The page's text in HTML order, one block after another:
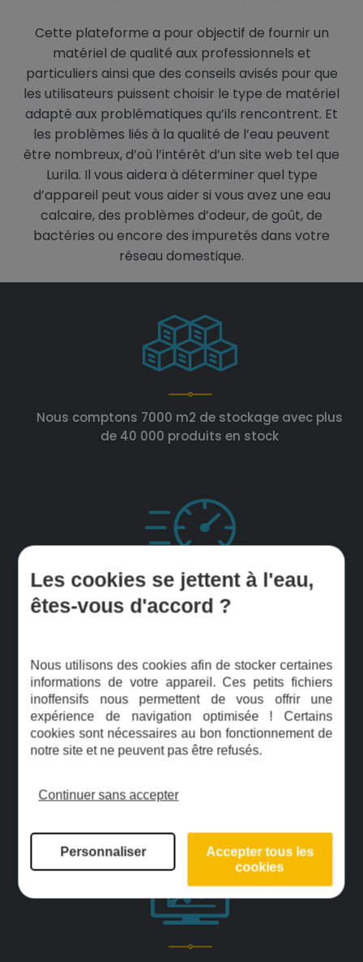
Cette plateforme a pour objectif de fournir un
matériel de qualité aux professionnels et
particuliers ainsi que des conseils avisés pour que
les utilisateurs puissent choisir le type de matériel
adapté aux problématiques qu’ils rencontrent. Et
les problèmes liés à la qualité de l’eau peuvent
être nombreux, d’où l’intérêt d’un site web tel que
Lurila. Il vous aidera à déterminer quel type
d’appareil peut vous aider si vous avez une eau
calcaire, des problèmes d’odeur, de goût, de
bactéries ou encore des impuretés dans votre
réseau domestique.
Nous comptons 7000 m2 de stockage avec plus
de 40 000 produits en stock
87% des commandes sont envoyées le jour
Notre équipe est constituée d’une trentaine de
personnes, tous services confondus
Les cookies se jettent à l'eau,
êtes-vous d'accord ?
Nous utilisons des cookies afin de stocker certaines
informations de votre appareil. Ces petits fichiers
inoffensifs nous permettent de vous offrir une
expérience de navigation optimisée ! Certains
cookies sont nécessaires au bon fonctionnement de
notre site et ne peuvent pas être refusés.
Continuer sans accepter
Personnaliser
Accepter tous les
cookies